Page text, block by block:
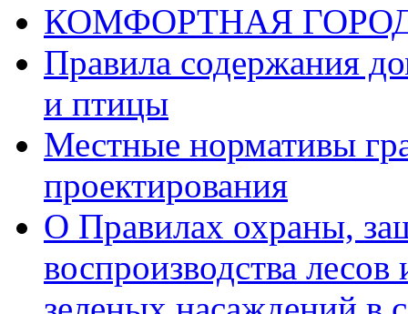
КОМФОРТНАЯ
Правила содержания
и птицы
Местные нормативы
проектирования
О Правилах охраны,
воспроизводства